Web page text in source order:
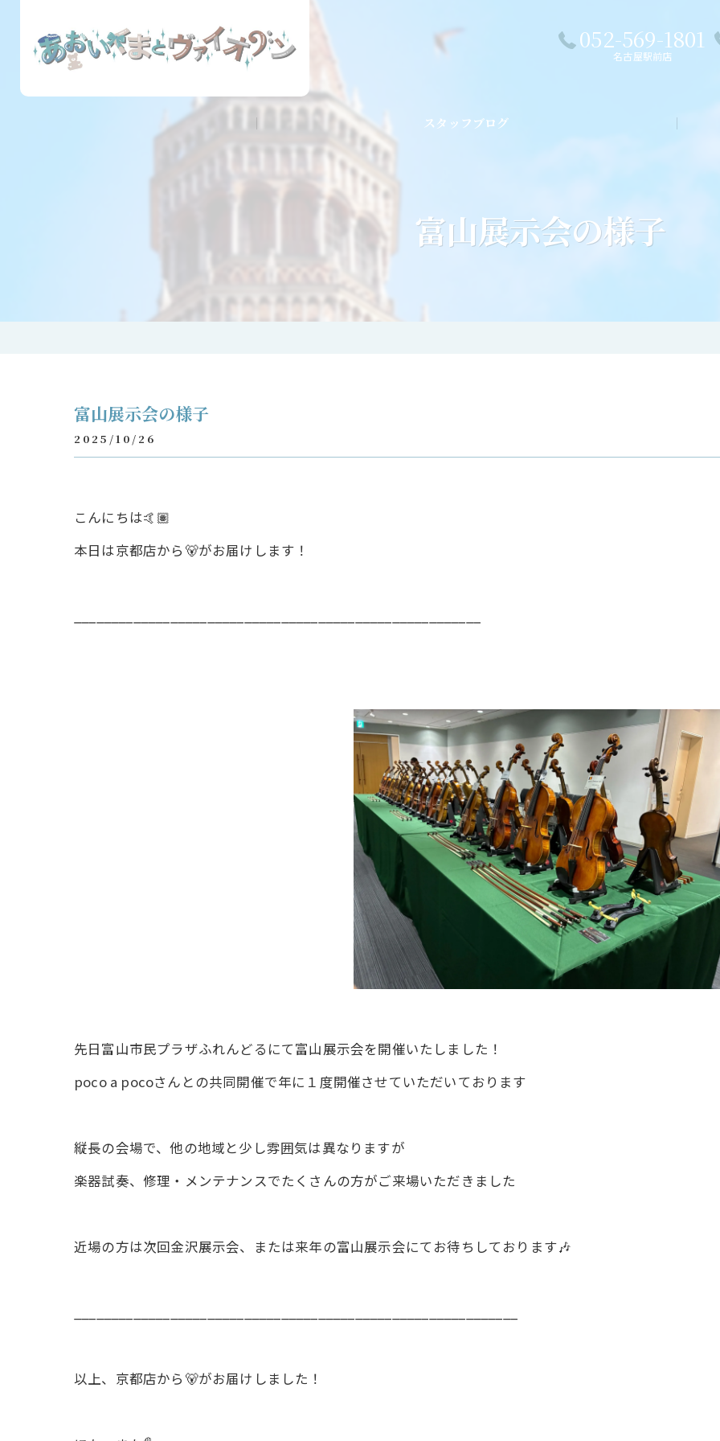
052-569-1801
名古屋駅前店
スタッフブログ
富山展示会の様子
富山展示会の様子
2025/10/26
こんにちは🤙🏽
本日は京都店から🐻がお届けします！
先日富山市民プラザふれんどるにて富山展示会を開催いたしました！
poco a pocoさんとの共同開催で年に１度開催させていただいております
縦長の会場で、他の地域と少し雰囲気は異なりますが
楽器試奏、修理・メンテナンスでたくさんの方がご来場いただきました
近場の方は次回金沢展示会、または来年の富山展示会にてお待ちしております🎶
以上、京都店から🐻がお届けしました！